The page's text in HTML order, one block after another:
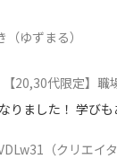
（ゆずまる）
【20,30代限定】職場で無
りました！ 学び
（クリエイタ